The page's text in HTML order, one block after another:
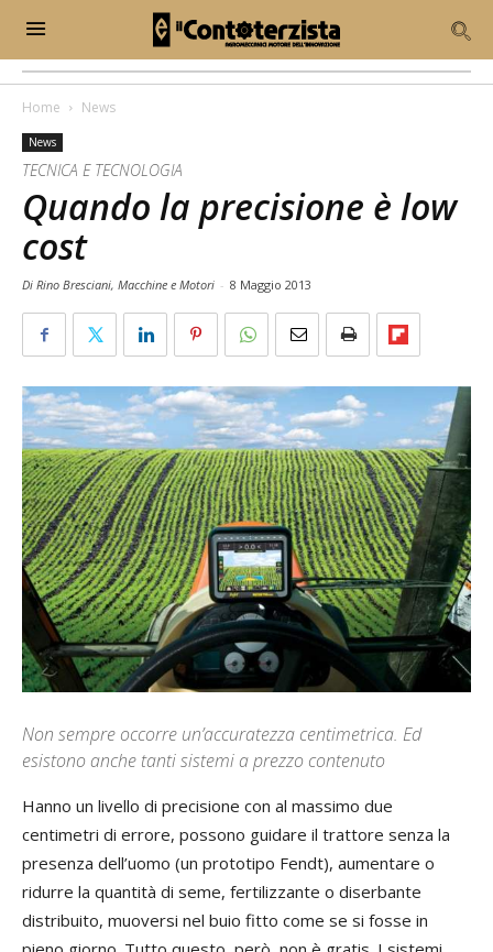
Home News
News
TECNICA E TECNOLOGIA
Quando la precisione è low
cost
Di Rino Bresciani, Macchine e Motori - 8 Maggio 2013
Non sempre occorre un’accuratezza centimetrica. Ed
esistono anche tanti sistemi a prezzo contenuto
Hanno un livello di precisione con al massimo due
centimetri di errore, possono guidare il trattore senza la
presenza dell’uomo (un prototipo Fendt), aumentare o
ridurre la quantità di seme, fertilizzante o diserbante
distribuito, muoversi nel buio fitto come se si fosse in